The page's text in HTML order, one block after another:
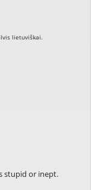
stupid or inept.